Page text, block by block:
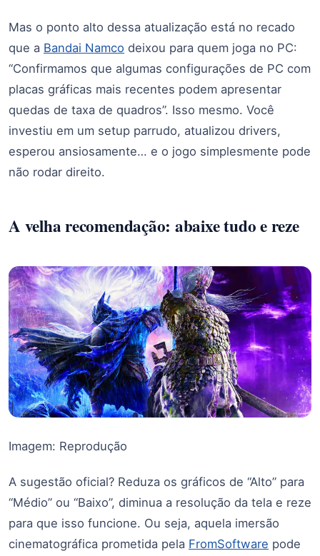
Mas o ponto alto dessa atualização está no recado
que a Bandai Namco deixou para quem joga no PC:
“Confirmamos que algumas configurações de PC com
placas gráficas mais recentes podem apresentar
quedas de taxa de quadros”. Isso mesmo. Você
investiu em um setup parrudo, atualizou drivers,
esperou ansiosamente… e o jogo simplesmente pode
não rodar direito.
A velha recomendação: abaixe tudo e reze
Imagem: Reprodução
A sugestão oficial? Reduza os gráficos de “Alto” para
“Médio” ou “Baixo”, diminua a resolução da tela e reze
para que isso funcione. Ou seja, aquela imersão
cinematográfica prometida pela FromSoftware pode